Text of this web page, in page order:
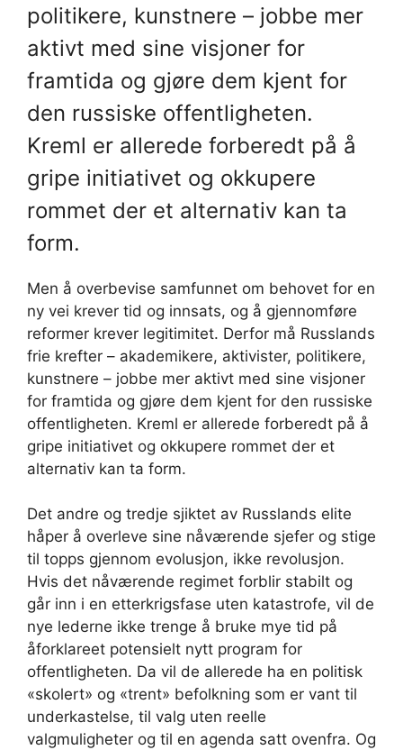
politikere, kunstnere – jobbe mer
aktivt med sine visjoner for
framtida og gjøre dem kjent for
den russiske offentligheten.
Kreml er allerede forberedt på å
gripe initiativet og okkupere
rommet der et alternativ kan ta
form.
Men å overbevise samfunnet om behovet for en
ny vei krever tid og innsats, og å gjennomføre
reformer krever legitimitet. Derfor må Russlands
frie krefter – akademikere, aktivister, politikere,
kunstnere – jobbe mer aktivt med sine visjoner
for framtida og gjøre dem kjent for den russiske
offentligheten. Kreml er allerede forberedt på å
gripe initiativet og okkupere rommet der et
alternativ kan ta form.
Det andre og tredje sjiktet av Russlands elite
håper å overleve sine nåværende sjefer og stige
til topps gjennom evolusjon, ikke revolusjon.
Hvis det nåværende regimet forblir stabilt og
går inn i en etterkrigsfase uten katastrofe, vil de
nye lederne ikke trenge å bruke mye tid på
åforklareet potensielt nytt program for
offentligheten. Da vil de allerede ha en politisk
«skolert» og «trent» befolkning som er vant til
underkastelse, til valg uten reelle
valgmuligheter og til en agenda satt ovenfra. Og